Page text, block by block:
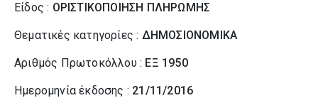
Είδος : ΟΡΙΣΤΙΚΟΠΟΙΗΣΗ ΠΛΗΡΩΜΗΣ
Θεματικές κατηγορίες : ΔΗΜΟΣΙΟΝΟΜΙΚΑ
Αριθμός Πρωτοκόλλου : ΕΞ 1950
Ημερομηνία έκδοσης : 21/11/2016